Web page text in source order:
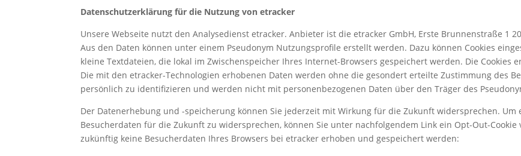
Datenschutzerklärung für die Nutzung von etracker
Unsere Webseite nutzt den Analysedienst etracker. Anbieter ist die etracker GmbH, Erste Brunnenstraße 1
Aus den Daten können unter einem Pseudonym Nutzungsprofile erstellt werden. Dazu können Cookies
kleine Textdateien, die lokal im Zwischenspeicher Ihres Internet-Browsers gespeichert werden. Die Cookies
Die mit den etracker-Technologien erhobenen Daten werden ohne die gesondert erteilte Zustimmung des
persönlich zu identifizieren und werden nicht mit personenbezogenen Daten über den Träger des
Der Datenerhebung und -speicherung können Sie jederzeit mit Wirkung für die Zukunft widersprechen.
Besucherdaten für die Zukunft zu widersprechen, können Sie unter nachfolgendem Link ein Opt-Out-
zukünftig keine Besucherdaten Ihres Browsers bei etracker erhoben und gespeichert werden: